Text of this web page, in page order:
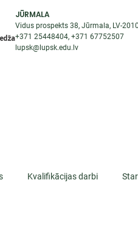
JŪRMALA
Vidus prospekts 38, Jūrmala, LV-
+371 25448404, +371 67752507
lupsk@lupsk.edu.lv
Kvalifikācijas darbi